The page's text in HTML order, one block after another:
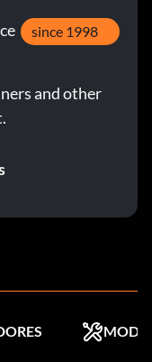
since 1998
and other
MODS